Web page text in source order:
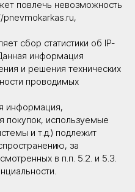
повлечь невозможность
pnevmokarkas.ru,
сбор статистики об IP-
информация
и решения технических
проводимых
информация,
покупок, используемые
и т.д.) подлежит
за
в п.п. 5.2. и 5.3.